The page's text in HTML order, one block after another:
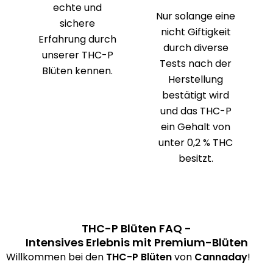
echte und
sichere
Erfahrung durch
unserer THC-P
Blüten kennen.
Nur solange eine
nicht Giftigkeit
durch diverse
Tests nach der
Herstellung
bestätigt wird
und das THC-P
ein Gehalt von
unter 0,2 % THC
besitzt.
THC-P Blüten FAQ -
Intensives Erlebnis mit Premium-Blüten
Willkommen bei den THC-P Blütenvon Cannaday!